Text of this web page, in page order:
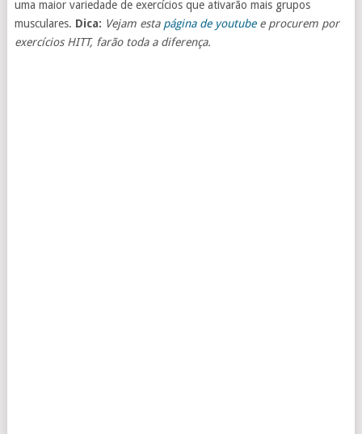
uma maior variedade de exercícios que ativarão mais grupos
musculares. Dica: Vejam esta página de youtubee procurem por
exercícios HITT, farão toda a diferença.